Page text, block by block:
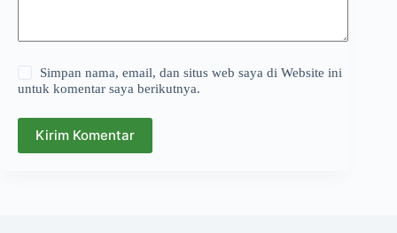
Simpan nama, email, dan situs web saya di Website ini
untuk komentar saya berikutnya.
Kirim Komentar